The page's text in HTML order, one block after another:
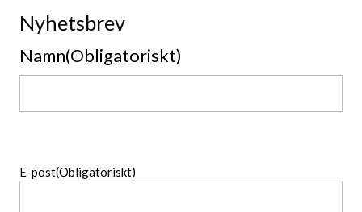
Nyhetsbrev
Namn(Obligatoriskt)
E-post(Obligatoriskt)